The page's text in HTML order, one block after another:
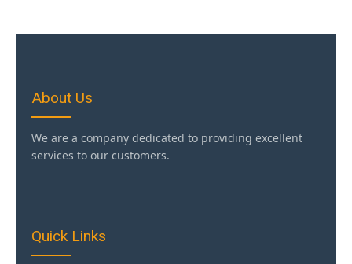
About Us
We are a company dedicated to providing excellent
services to our customers.
Quick Links